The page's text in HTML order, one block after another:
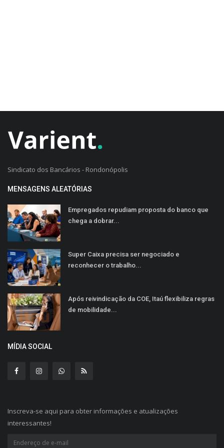
Sindicato dos Bancários - Rondonópolis
MENSAGENS ALEATÓRIAS
Empregados repudiam proposta do banco que
chega a dobrar...
Super Caixa precisa ser negociado e
reconhecer o trabalho...
Após reivindicação da COE, Itaú flexibiliza regras
de mobilidade...
MÍDIA SOCIAL
Inscreva-se aqui para obter informações e atualizações
interessantes!